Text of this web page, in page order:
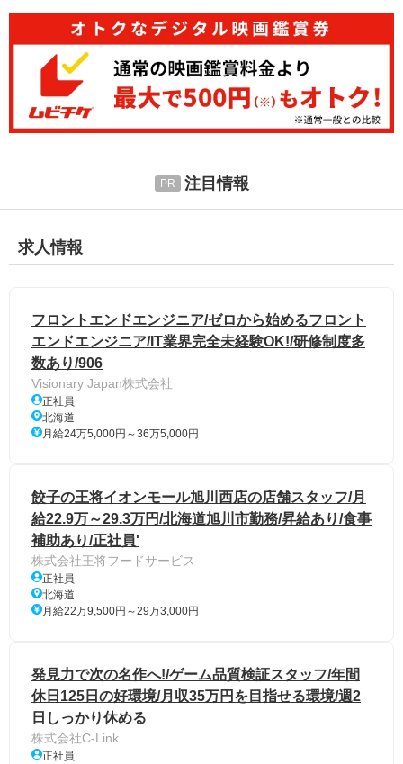
注目情報
求人情報
フロントエンドエンジニア/ゼロから始めるフロント
エンドエンジニア/IT業界完全未経験OK!/研修制度多
数あり/906
Visionary Japan株式会社
正社員
北海道
月給24万5,000円～36万5,000円
餃子の王将イオンモール旭川西店の店舗スタッフ/月
給22.9万～29.3万円/北海道旭川市勤務/昇給あり/食事
補助あり/正社員'
株式会社王将フードサービス
正社員
北海道
月給22万9,500円～29万3,000円
発見力で次の名作へ!/ゲーム品質検証スタッフ/年間
休日125日の好環境/月収35万円を目指せる環境/週2
日しっかり休める
株式会社C-Link
正社員